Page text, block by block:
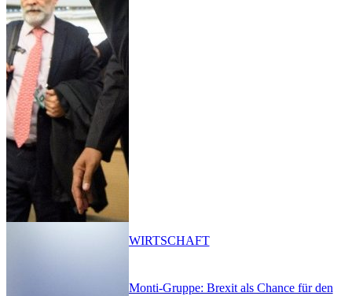
Monti-Gruppe: Brexit als Chance für den
WIRTSCHAFT